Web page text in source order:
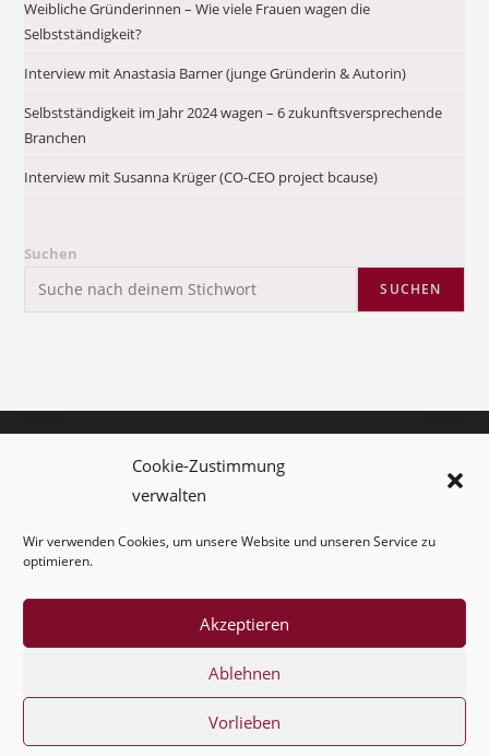
Cookie-Zustimmung
verwalten
Wir verwenden Cookies, um unsere Website und unseren Service zu
optimieren.
Akzeptieren
Ablehnen
Vorlieben
Weibliche Gründerinnen – Wie viele Frauen wagen die
Selbstständigkeit?
Interview mit Anastasia Barner (junge Gründerin & Autorin)
Selbstständigkeit im Jahr 2024 wagen – 6 zukunftsversprechende
Branchen
Interview mit Susanna Krüger (CO-CEO project bcause)
Suchen
SUCHEN
Impressum